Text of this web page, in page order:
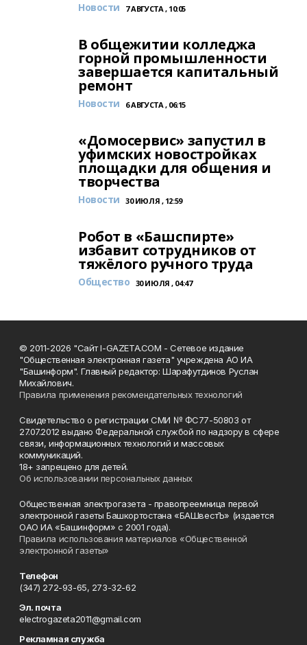
Новости 7 АВГУСТА , 10:05
В общежитии колледжа
горной промышленности
завершается капитальный
ремонт
Новости 6 АВГУСТА , 06:15
«Домосервис» запустил в
уфимских новостройках
площадки для общения и
творчества
Новости 30 ИЮЛЯ , 12:59
Робот в «Башспирте»
избавит сотрудников от
тяжёлого ручного труда
Общество 30 ИЮЛЯ , 04:47
© 2011-2026 "Сайт I-GAZETA.COM - Сетевое издание
"Общественная электронная газета" учреждена АО ИА
"Башинформ". Главный редактор: Шарафутдинов Руслан
Михайлович.
Правила применения рекомендательных технологий
Свидетельство о регистрации СМИ № ФС77-50803 от
27.07.2012 выдано Федеральной службой по надзору в сфере
связи, информационных технологий и массовых
коммуникаций.
18+ запрещено для детей.
Об использовании персональных данных
Общественная электрогазета - правопреемница первой
электронной газеты Башкортостана «БАШвестЪ» (издается
ОАО ИА «Башинформ» с 2001 года).
Правила использования материалов «Общественной
электронной газеты»
Телефон
(347) 272-93-65, 273-32-62
Эл. почта
electrogazeta2011@gmail.com
Рекламная служба